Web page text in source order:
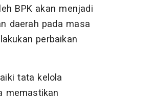
BPK akan menjadi
daerah pada masa
perbaikan
tata kelola
memastikan